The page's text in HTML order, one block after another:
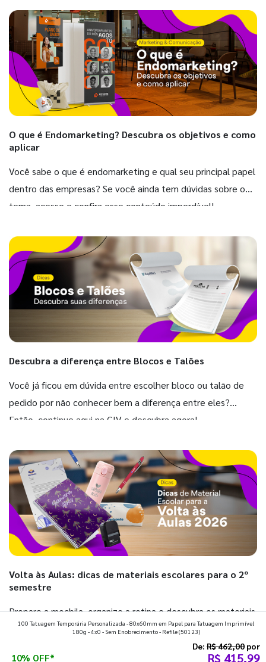
O que é Endomarketing? Descubra os objetivos e como
aplicar
Você sabe o que é endomarketing e qual seu principal papel
dentro das empresas? Se você ainda tem dúvidas sobre o
tema, acesse e confira esse conteúdo imperdível!
Descubra a diferença entre Blocos e Talões
Você já ficou em dúvida entre escolher bloco ou talão de
pedido por não conhecer bem a diferença entre eles?
Então, continue aqui na GIV e descubra agora!
Volta às Aulas: dicas de materiais escolares para o 2º
semestre
Prepare a mochila, organize a rotina e descubra os materiais
que fazem toda diferença para começar o segundo
100 Tatuagem Temporária Personalizada - 80x60mm em Papel para Tatuagem Imprimível
180g - 4x0 - Sem Enobrecimento - Refile(50123)
10% OFF*
De: R$ 462,00 por
R$ 415,99